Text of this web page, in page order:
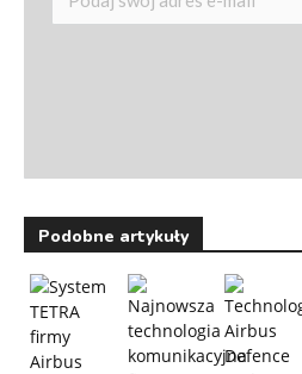
Podobne artykuły